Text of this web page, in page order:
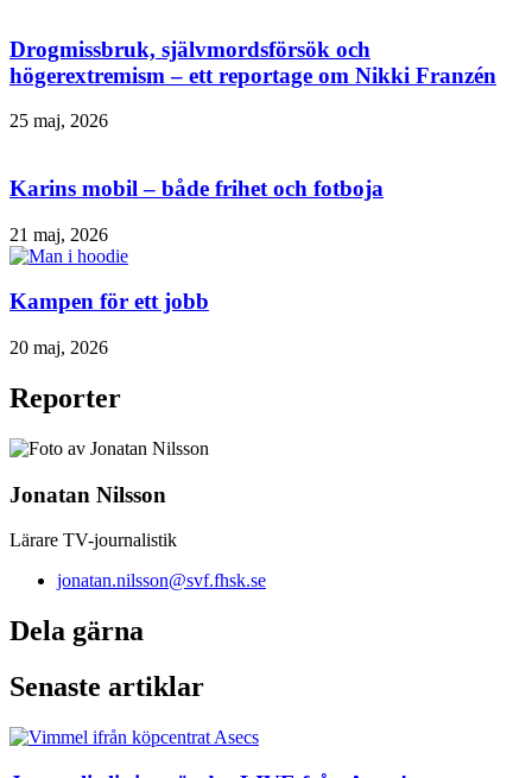
Drogmissbruk, självmordsförsök och
högerextremism – ett reportage om Nikki Franzén
25 maj, 2026
Karins mobil – både frihet och fotboja
21 maj, 2026
Kampen för ett jobb
20 maj, 2026
Reporter
Jonatan Nilsson
Lärare TV-journalistik
jonatan.nilsson@svf.fhsk.se
Dela gärna
Senaste artiklar